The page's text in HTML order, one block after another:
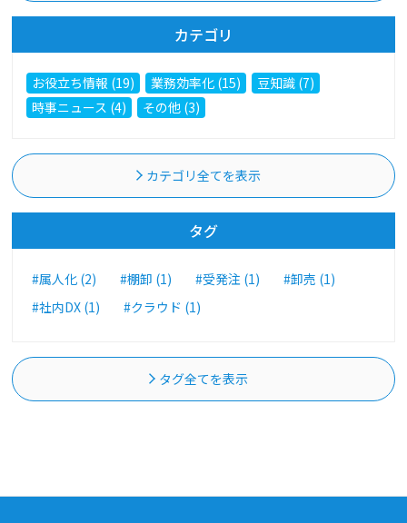
カテゴリ
お役立ち情報 (19) 業務効率化 (15)
豆知識 (7)
時事ニュース (4)
その他 (3)
カテゴリ全てを表示
タグ
#属人化 (2) #棚卸 (1) #受発注 (1)
#卸売 (1)
#社内DX (1)
#クラウド (1)
タグ全てを表示